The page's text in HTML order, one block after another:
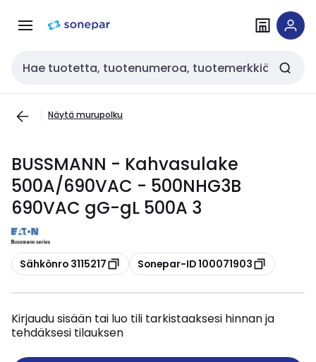
navigointiinsisältöön
Haku
Näytä murupolku
BUSSMANN - Kahvasulake
500A/690VAC - 500NHG3B
690VAC gG-gL 500A 3
Kopioi
Sähkönro 3115217 Kopioi
Sonepar-ID 100071903
Kirjaudu sisään tai luo tili tarkistaaksesi hinnan ja
tehdäksesi tilauksen